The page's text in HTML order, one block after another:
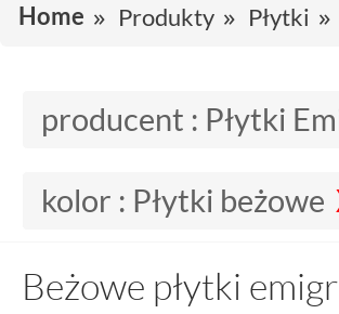
Home Produkty Płytki
producent : Płytki
kolor : Płytki beżowe
Beżowe płytki